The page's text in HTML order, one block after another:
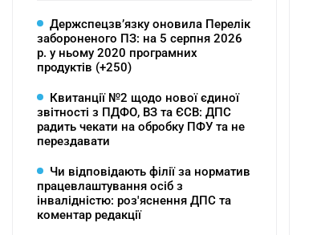
Держспецзв’язку оновила Перелік
забороненого ПЗ: на 5 серпня 2026
р. у ньому 2020 програмних
продуктів (+250)
Квитанції №2 щодо нової єдиної
звітності з ПДФО, ВЗ та ЄСВ: ДПС
радить чекати на обробку ПФУ та не
перездавати
Чи відповідають філії за норматив
працевлаштування осіб з
інвалідністю: роз'яснення ДПС та
коментар редакції